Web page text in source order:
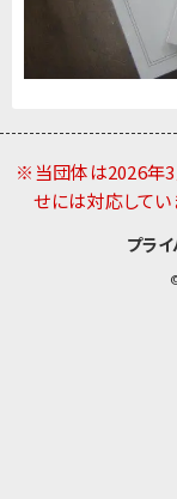
※当団体は2026年3
せには対応してい
プラ